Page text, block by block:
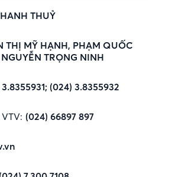
THUỶ
THỊ MỸ HẠNH, PHẠM QUỐC
TRỌNG NINH
(024) 3.8355932
(024) 66897 897